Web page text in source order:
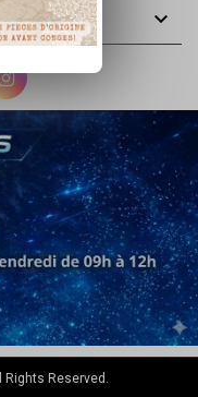

Reserved.